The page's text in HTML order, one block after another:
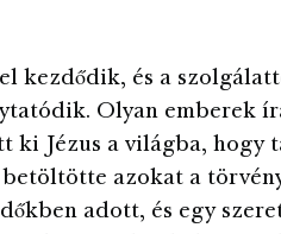
kezdődik, és a
Olyan emberek
Jézus a világba, hogy
betöltötte azokat a
adott, és egy